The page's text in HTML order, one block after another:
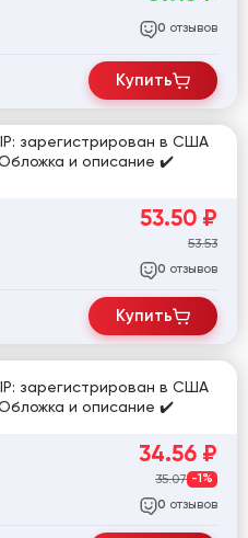
0 отзывов
Купить
зарегистрирован в США
и описание ✔️
53.50 ₽
53.53
0 отзывов
Купить
зарегистрирован в США
и описание ✔️
34.56 ₽
35.07 -1%
0 отзывов